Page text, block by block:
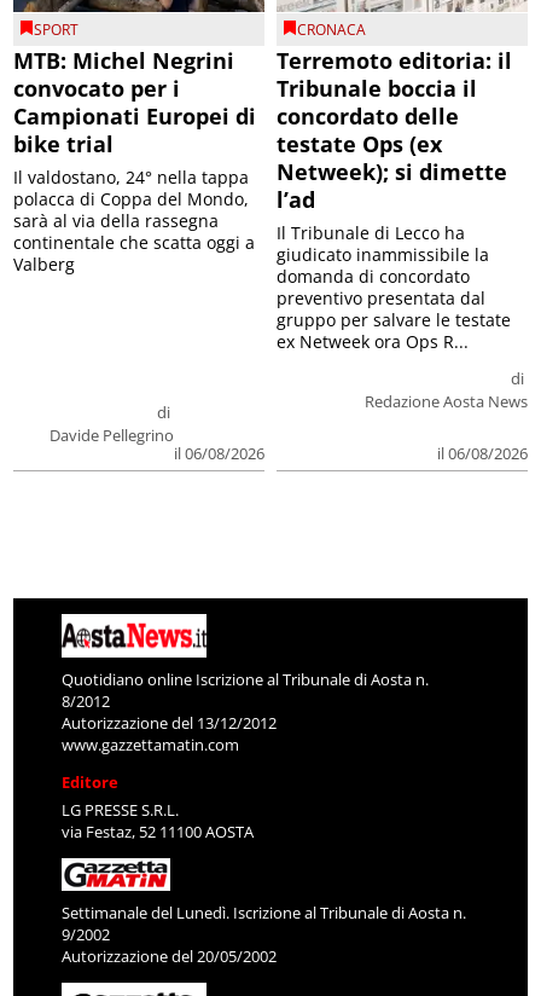
SPORT
MTB: Michel Negrini
convocato per i
Campionati Europei di
bike trial
di
Davide Pellegrino
il 06/08/2026
Il valdostano, 24° nella tappa
polacca di Coppa del Mondo,
sarà al via della rassegna
continentale che scatta oggi a
Valberg
CRONACA
Terremoto editoria: il
Tribunale boccia il
concordato delle
testate Ops (ex
Netweek); si dimette
l’ad
di
Redazione Aosta News
il 06/08/2026
Il Tribunale di Lecco ha
giudicato inammissibile la
domanda di concordato
preventivo presentata dal
gruppo per salvare le testate
ex Netweek ora Ops R...
Quotidiano online Iscrizione al Tribunale di Aosta n.
8/2012
Autorizzazione del 13/12/2012
www.gazzettamatin.com
Editore
LG PRESSE S.R.L.
via Festaz, 52 11100 AOSTA
Settimanale del Lunedì. Iscrizione al Tribunale di Aosta n.
9/2002
Autorizzazione del 20/05/2002